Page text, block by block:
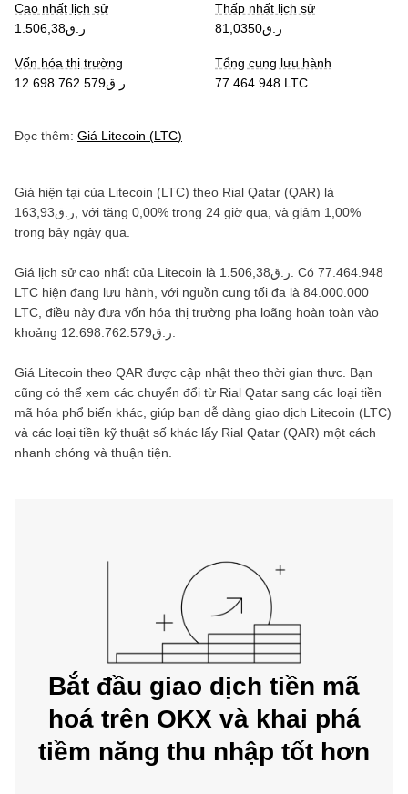
Cao nhất lịch sử
ر.ق1.506,38
Thấp nhất lịch sử
ر.ق81,0350
Vốn hóa thị trường
ر.ق12.698.762.579
Tổng cung lưu hành
77.464.948 LTC
Đọc thêm: Giá Litecoin (LTC)
Giá hiện tại của Litecoin (LTC) theo Rial Qatar (QAR) là
ر.ق163,93 , với tăng 0,00% trong 24 giờ qua, và giảm 1,00%
trong bảy ngày qua.
Giá lịch sử cao nhất của Litecoin là ر.ق1.506,38 . Có 77.464.948
LTC hiện đang lưu hành, với nguồn cung tối đa là 84.000.000
LTC , điều này đưa vốn hóa thị trường pha loãng hoàn toàn vào
khoảng
ر.ق12.698.762.579
Giá Litecoin theo QAR được cập nhật theo thời gian thực. Bạn
cũng có thể xem các chuyển đổi từ Rial Qatar sang các loại tiền
mã hóa phổ biến khác, giúp bạn dễ dàng giao dịch Litecoin (LTC)
và các loại tiền kỹ thuật số khác lấy Rial Qatar (QAR) một cách
nhanh chóng và thuận tiện.
Bắt đầu giao dịch tiền mã
hoá trên OKX và khai phá
tiềm năng thu nhập tốt hơn